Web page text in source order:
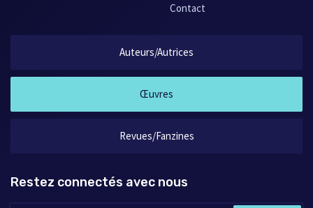
Contact
Auteurs/Autrices
Œuvres
Revues/Fanzines
Restez connectés avec nous